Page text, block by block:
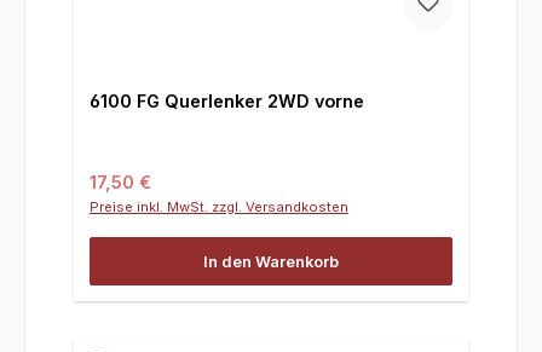
6100 FG Querlenker 2WD vorne
Regulärer Preis:
17,50 €
Preise inkl. MwSt. zzgl. Versandkosten
In den Warenkorb